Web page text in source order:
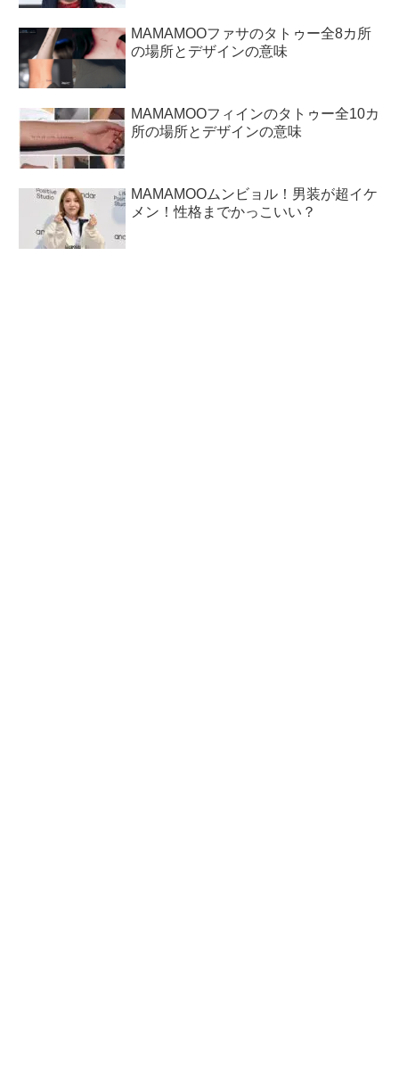
MAMAMOOファサのタトゥー全8カ所
の場所とデザインの意味
MAMAMOOフィインのタトゥー全10カ
所の場所とデザインの意味
MAMAMOOムンビョル！男装が超イケ
メン！性格までかっこいい？